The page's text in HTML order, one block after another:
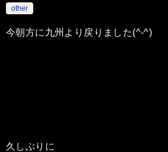
other
今朝方に九州より戻りました(^-^)
久しぶりに